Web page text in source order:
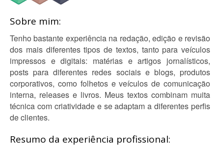
Sobre mim:
Tenho bastante experiência na redação, edição e revisão
dos mais diferentes tipos de textos, tanto para veículos
impressos e digitais: matérias e artigos jornalísticos,
posts para diferentes redes sociais e blogs, produtos
corporativos, como folhetos e veículos de comunicação
interna, releases e livros. Meus textos combinam muita
técnica com criatividade e se adaptam a diferentes perfis
de clientes.
Resumo da experiência profissional: